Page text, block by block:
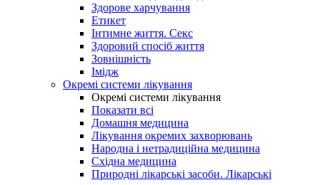
Здорове харчування
Етикет
Інтимне життя. Секс
Здоровий спосіб життя
Зовнішність
Імідж
Окремі системи лікування
Окремі системи лікування
Показати всі
Домашня медицина
Лікування окремих захворювань
Народна і нетрадиційна медицина
Східна медицина
Природні лікарські засоби. Лікарські